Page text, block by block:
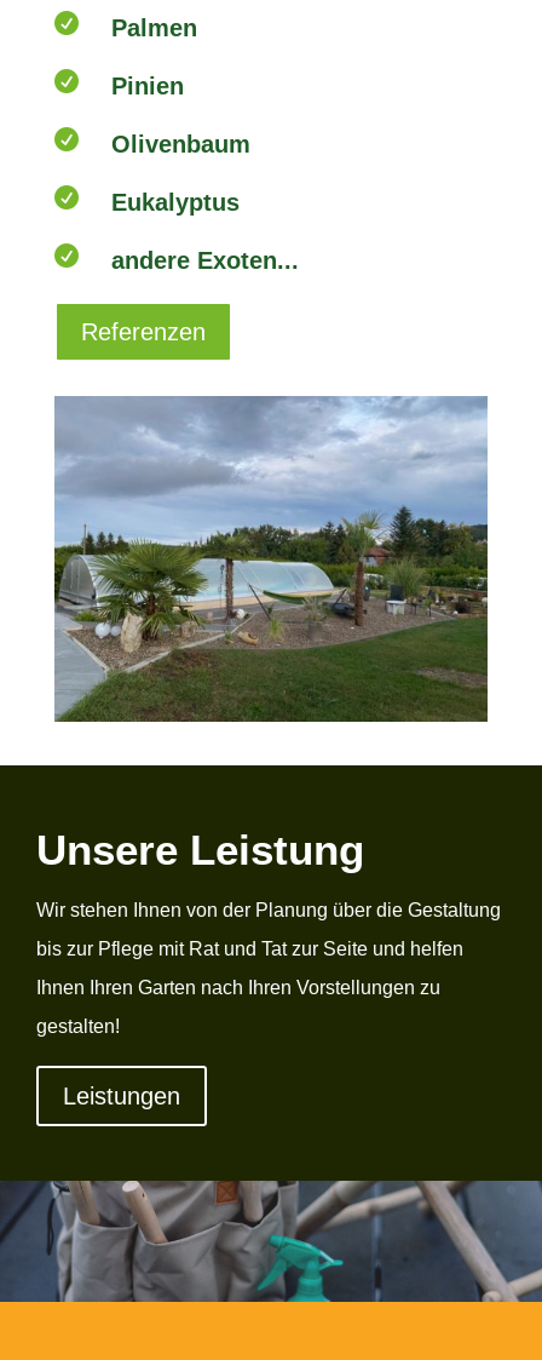
 Palmen
 Pinien
 Olivenbaum
 Eukalyptus
 andere Exoten...
Referenzen
Unsere Leistung
Wir stehen Ihnen von der Planung über die Gestaltung
bis zur Pflege mit Rat und Tat zur Seite und helfen
Ihnen Ihren Garten nach Ihren Vorstellungen zu
gestalten!
Leistungen